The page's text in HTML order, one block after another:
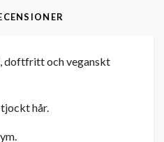
doftfritt och veganskt
hår.